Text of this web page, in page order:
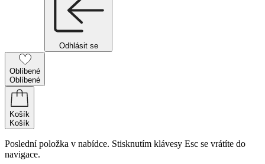
Odhlásit se
Oblíbené
Oblíbené
Košík
Košík
Poslední položka v nabídce. Stisknutím klávesy Esc se vrátíte do
navigace.